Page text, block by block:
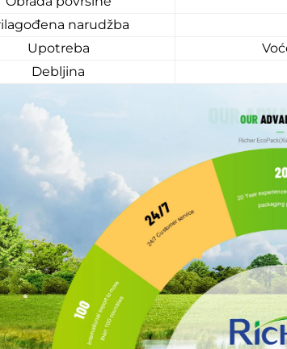
narudžba
Upotreba
Debljina